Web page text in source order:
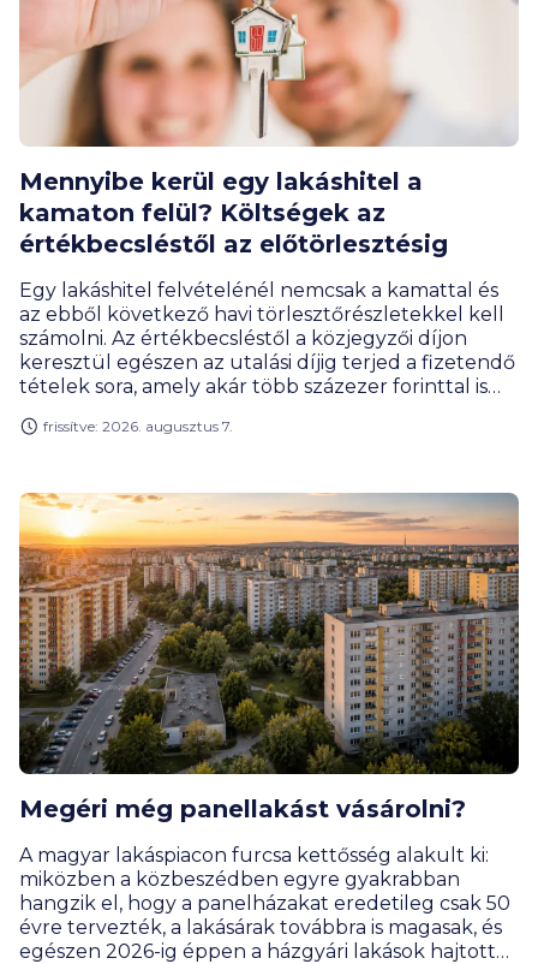
Mennyibe kerül egy lakáshitel a
kamaton felül? Költségek az
értékbecsléstől az előtörlesztésig
Egy lakáshitel felvételénél nemcsak a kamattal és
az ebből következő havi törlesztőrészletekkel kell
számolni. Az értékbecsléstől a közjegyzői díjon
keresztül egészen az utalási díjig terjed a fizetendő
tételek sora, amely akár több százezer forinttal is
díjakra érdemes előre felkészülnöd, és melyeket
frissítve: 2026. augusztus 7.
Megéri még panellakást vásárolni?
A magyar lakáspiacon furcsa kettősség alakult ki:
miközben a közbeszédben egyre gyakrabban
hangzik el, hogy a panelházakat eredetileg csak 50
évre tervezték, a lakásárak továbbra is magasak, és
egészen 2026-ig éppen a házgyári lakások hajtották